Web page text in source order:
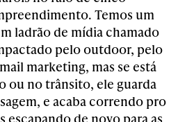
Temos um
ladrão de mídia chamado
pelo outdoor, pelo
marketing, mas se está
ou no trânsito, ele guarda
e acaba correndo pro
escapando de novo para as